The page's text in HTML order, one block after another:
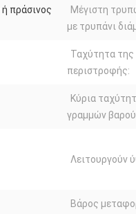
πράσινος
Μέγιστη
με τρυπάνι
Ταχύτητα της
περιστροφής:
Κύρια
γραμμών
Λειτουργούν
Βάρος